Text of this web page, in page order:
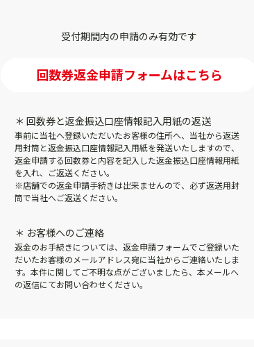
受付期間内の申請のみ有効です
回数券返金申請フォームはこちら
＊ 回数券と返金振込口座情報記入用紙の返送
事前に当社へ登録いただいたお客様の住所へ、当社から返送
用封筒と返金振込口座情報記入用紙を発送いたしますので、
返金申請する回数券と内容を記入した返金振込口座情報用紙
を入れ、ご返送ください。
※店舗での返金申請手続きは出来ませんので、必ず返送用封
筒で当社へご返送ください。
＊ お客様へのご連絡
返金のお手続きについては、返金申請フォームでご登録いた
だいたお客様のメールアドレス宛に当社からご連絡いたしま
す。本件に関してご不明な点がございましたら、本メールへ
の返信にてお問い合わせください。